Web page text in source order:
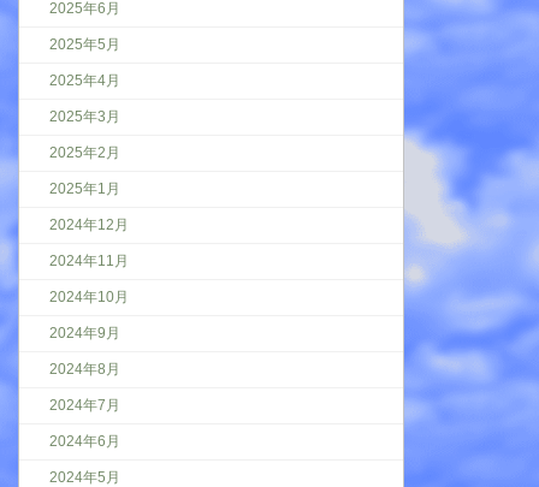
2025年6月
2025年5月
2025年4月
2025年3月
2025年2月
2025年1月
2024年12月
2024年11月
2024年10月
2024年9月
2024年8月
2024年7月
2024年6月
2024年5月